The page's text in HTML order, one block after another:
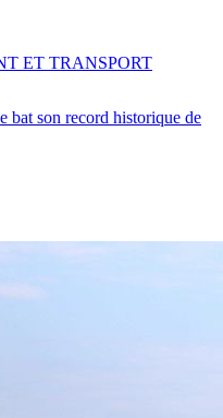
bat son record historique de
ET TRANSPORT